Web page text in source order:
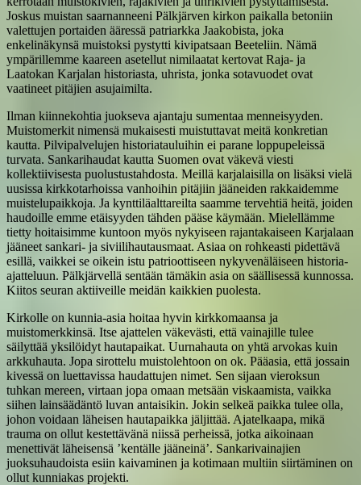
Joskus muistan saarnanneeni Pälkjärven kirkon paikalla betoniin
valettujen portaiden ääressä patriarkka Jaakobista, joka
enkelinäkynsä muistoksi pystytti kivipatsaan Beeteliin. Nämä
ympärillemme kaareen asetellut nimilaatat kertovat Raja- ja
Laatokan Karjalan historiasta, uhrista, jonka sotavuodet ovat
vaatineet pitäjien asujaimilta.
Ilman kiinnekohtia juokseva ajantaju sumentaa menneisyyden.
Muistomerkit nimensä mukaisesti muistuttavat meitä konkretian
kautta. Pilvipalvelujen historiatauluihin ei parane loppupeleissä
turvata. Sankarihaudat kautta Suomen ovat väkevä viesti
kollektiivisesta puolustustahdosta. Meillä karjalaisilla on lisäksi vielä
uusissa kirkkotarhoissa vanhoihin pitäjiin jääneiden rakkaidemme
muistelupaikkoja. Ja kynttiläalttareilta saamme tervehtiä heitä, joiden
haudoille emme etäisyyden tähden pääse käymään. Mielellämme
tietty hoitaisimme kuntoon myös nykyiseen rajantakaiseen Karjalaan
jääneet sankari- ja siviilihautausmaat. Asiaa on rohkeasti pidettävä
esillä, vaikkei se oikein istu patrioottiseen nykyvenäläiseen historia-
ajatteluun. Pälkjärvellä sentään tämäkin asia on säällisessä kunnossa.
Kiitos seuran aktiiveille meidän kaikkien puolesta.
Kirkolle on kunnia-asia hoitaa hyvin kirkkomaansa ja
muistomerkkinsä. Itse ajattelen väkevästi, että vainajille tulee
säilyttää yksilöidyt hautapaikat. Uurnahauta on yhtä arvokas kuin
arkkuhauta. Jopa sirottelu muistolehtoon on ok. Pääasia, että jossain
kivessä on luettavissa haudattujen nimet. Sen sijaan vieroksun
tuhkan mereen, virtaan jopa omaan metsään viskaamista, vaikka
siihen lainsäädäntö luvan antaisikin. Jokin selkeä paikka tulee olla,
johon voidaan läheisen hautapaikka jäljittää. Ajatelkaapa, mikä
trauma on ollut kestettävänä niissä perheissä, jotka aikoinaan
menettivät läheisensä ’kentälle jääneinä’. Sankarivainajien
juoksuhaudoista esiin kaivaminen ja kotimaan multiin siirtäminen on
ollut kunniakas projekti.